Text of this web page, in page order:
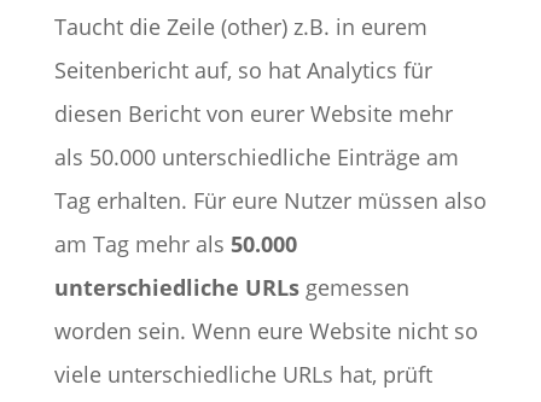
Taucht die Zeile (other) z.B. in eurem
Seitenbericht auf, so hat Analytics für
diesen Bericht von eurer Website mehr
als 50.000 unterschiedliche Einträge am
Tag erhalten. Für eure Nutzer müssen also
am Tag mehr als 50.000
unterschiedliche URLsgemessen
worden sein. Wenn eure Website nicht so
viele unterschiedliche URLs hat, prüft